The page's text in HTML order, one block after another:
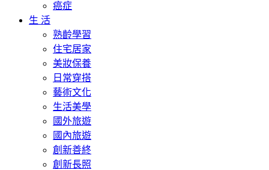
癌症
生 活
熟齡學習
住宅居家
美妝保養
日常穿搭
藝術文化
生活美學
國外旅遊
國內旅遊
創新善終
創新長照